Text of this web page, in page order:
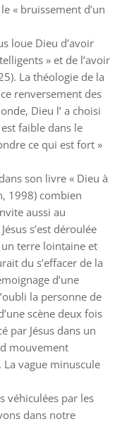
« bruissement d’un
loue Dieu d’avoir
» et de l’avoir
La théologie de la
renversement des
Dieu l’ a choisi
faible dans le
ce qui est fort »
son livre « Dieu à
1998) combien
aussi au
s’est déroulée
terre lointaine et
du s’effacer de la
d’une
la personne de
scène deux fois
par Jésus dans un
mouvement
La vague minuscule
véhiculées par les
dans notre